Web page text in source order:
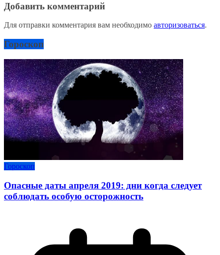
Добавить комментарий
Для отправки комментария вам необходимо авторизоваться.
Гороскоп
Гороскоп
Опасные даты апреля 2019: дни когда следует
соблюдать особую осторожность